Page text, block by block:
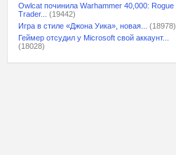
Owlcat починила Warhammer 40,000: Rogue
Trader...
(19442)
Игра в стиле «Джона Уика», новая...
(18978)
Геймер отсудил у Microsoft свой аккаунт...
(18028)